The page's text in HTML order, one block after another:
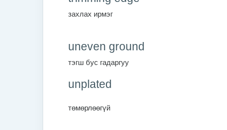
захлах ирмэг
uneven ground
тэгш бус гадаргуу
unplated
төмөрлөөгүй